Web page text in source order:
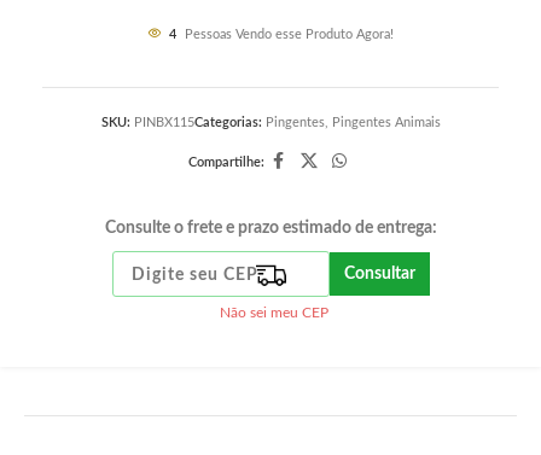
4 Pessoas Vendo esse Produto Agora!
SKU: PINBX115Categorias: Pingentes, Pingentes Animais
Compartilhe:
Consulte o frete e prazo estimado de entrega:
Consultar
Não sei meu CEP